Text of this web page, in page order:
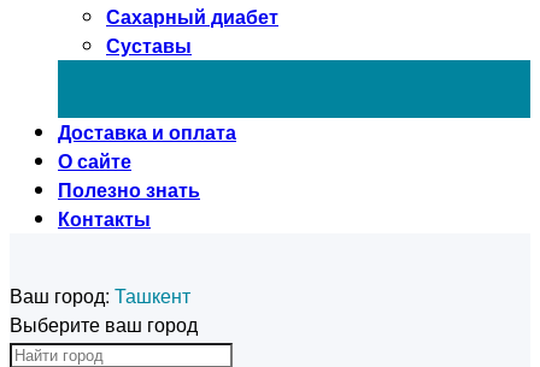
Сахарный диабет
Суставы
Доставка и оплата
О сайте
Полезно знать
Контакты
Ваш город: Ташкент
Выберите ваш город